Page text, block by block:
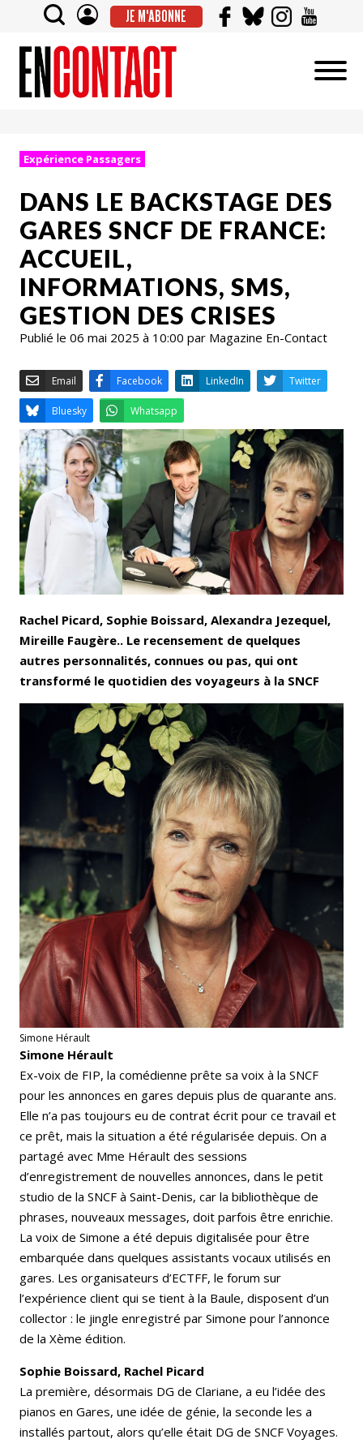
JE M'ABONNE
Expérience Passagers
DANS LE BACKSTAGE DES
GARES SNCF DE FRANCE:
ACCUEIL,
INFORMATIONS, SMS,
GESTION DES CRISES
Publié le 06 mai 2025 à 10:00 par Magazine En-Contact
Email Facebook LinkedIn
Bluesky Whatsapp
Rachel Picard, Sophie Boissard, Alexandra Jezequel,
Mireille Faugère.. Le recensement de quelques
autres personnalités, connues ou pas, qui ont
transformé le quotidien des voyageurs à la SNCF
Simone Hérault
Simone Hérault
Ex-voix de FIP, la comédienne prête sa voix à la SNCF
pour les annonces en gares depuis plus de quarante ans.
Elle n’a pas toujours eu de contrat écrit pour ce travail et
ce prêt, mais la situation a été régularisée depuis. On a
partagé avec Mme Hérault des sessions
d’enregistrement de nouvelles annonces, dans le petit
studio de la SNCF à Saint-Denis, car la bibliothèque de
phrases, nouveaux messages, doit parfois être enrichie.
La voix de Simone a été depuis digitalisée pour être
embarquée dans quelques assistants vocaux utilisés en
gares. Les organisateurs d’ECTFF, le forum sur
l’expérience client qui se tient à la Baule, disposent d’un
collector : le jingle enregistré par Simone pour l’annonce
de la Xème édition.
Sophie Boissard, Rachel Picard
La première, désormais DG de Clariane, a eu l’idée des
pianos en Gares, une idée de génie, la seconde les a
installés partout, alors qu’elle était DG de SNCF Voyages.